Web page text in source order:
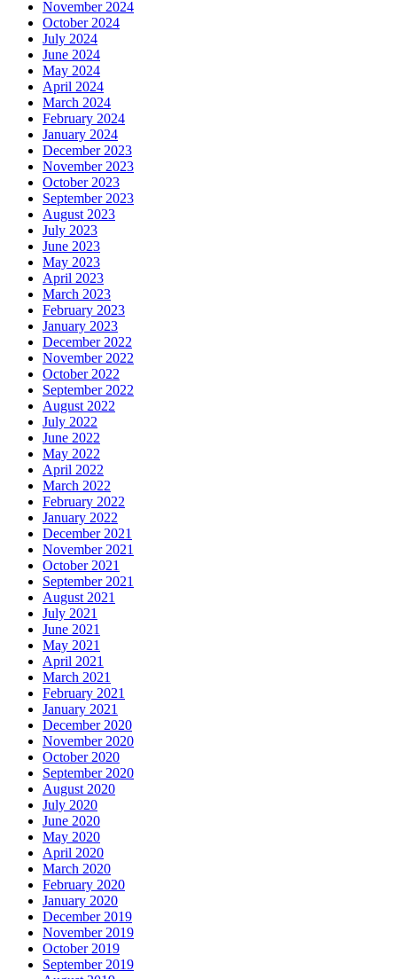
November 2024
October 2024
July 2024
June 2024
May 2024
April 2024
March 2024
February 2024
January 2024
December 2023
November 2023
October 2023
September 2023
August 2023
July 2023
June 2023
May 2023
April 2023
March 2023
February 2023
January 2023
December 2022
November 2022
October 2022
September 2022
August 2022
July 2022
June 2022
May 2022
April 2022
March 2022
February 2022
January 2022
December 2021
November 2021
October 2021
September 2021
August 2021
July 2021
June 2021
May 2021
April 2021
March 2021
February 2021
January 2021
December 2020
November 2020
October 2020
September 2020
August 2020
July 2020
June 2020
May 2020
April 2020
March 2020
February 2020
January 2020
December 2019
November 2019
October 2019
September 2019